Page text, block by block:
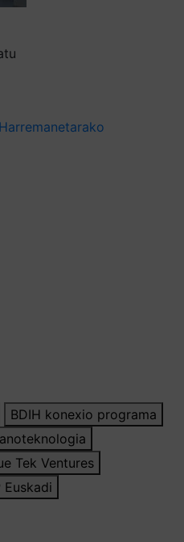
Harremanetarako
BDIH konexio programa
Tek Ventures
Euskadi